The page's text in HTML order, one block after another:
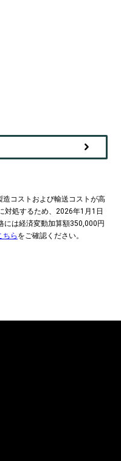
コストおよび輸送コストが高
対処するため、2026年1月1日
には経済変動加算額350,000円
ちら をご確認ください。